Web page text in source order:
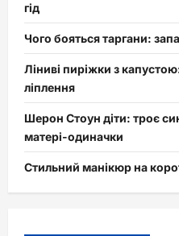
гід
Чого бояться таргани:
Ліниві пиріжки з
ліплення
Шерон Стоун діти: троє
матері-одиначки
Стильний манікюр на